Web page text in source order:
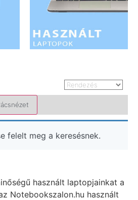
felelt meg a keresésnek.
használt laptopjainkat a
Notebookszalon.hu használt